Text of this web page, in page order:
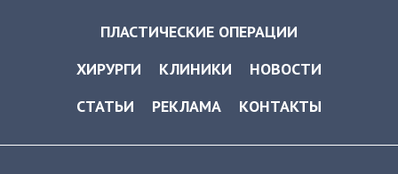
ПЛАСТИЧЕСКИЕ ОПЕРАЦИИ
ХИРУРГИ
КЛИНИКИ
НОВОСТИ
СТАТЬИ
РЕКЛАМА КОНТАКТЫ